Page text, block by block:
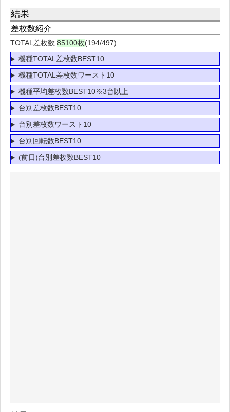
結果
差枚数紹介
TOTAL差枚数:85100枚(194/497)
機種TOTAL差枚数BEST10
機種TOTAL差枚数ワースト10
機種平均差枚数BEST10※3台以上
台別差枚数BEST10
台別差枚数ワースト10
台別回転数BEST10
(前日)台別差枚数BEST10